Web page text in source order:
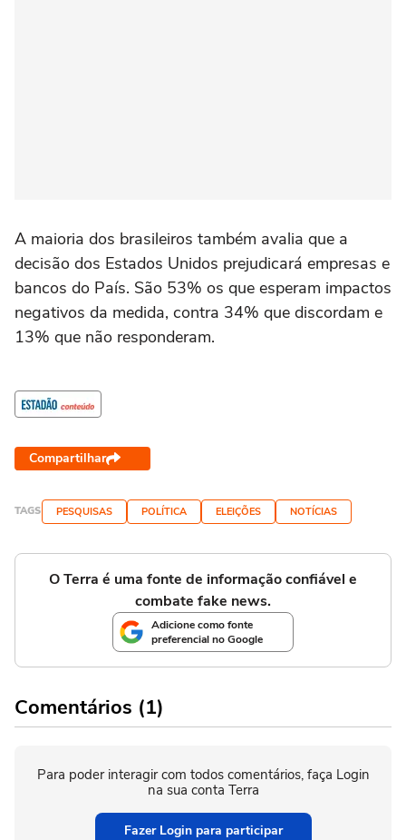
A maioria dos brasileiros também avalia que a
decisão dos Estados Unidos prejudicará empresas e
bancos do País. São 53% os que esperam impactos
negativos da medida, contra 34% que discordam e
13% que não responderam.
Compartilhar
TAGS PESQUISAS POLÍTICA ELEIÇÕES NOTÍCIAS
O Terra é uma fonte de informação confiável e
combate fake news.
Adicione como fonte
preferencial no Google
Comentários (1)
Para poder interagir com todos comentários, faça Login
na sua conta Terra
Fazer Login para participar